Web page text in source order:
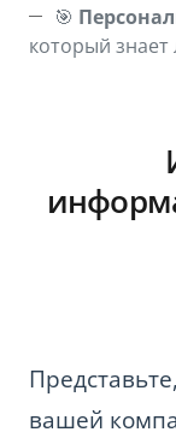
🎯
который
вашей